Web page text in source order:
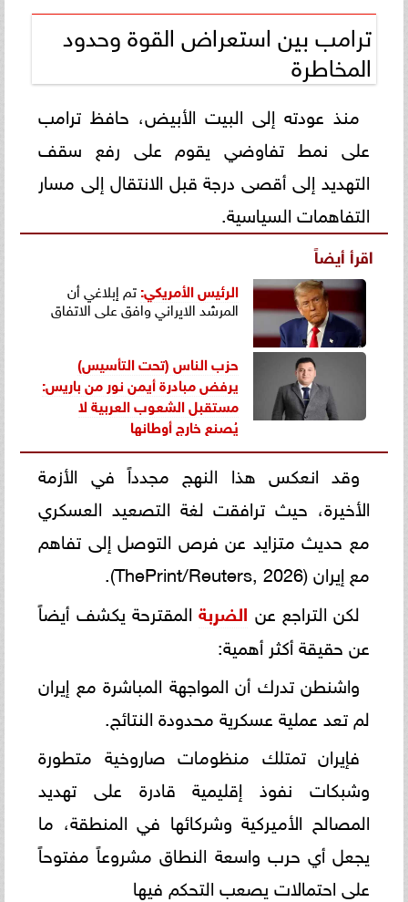
ترامب بين استعراض القوة وحدود
المخاطرة
منذ عودته إلى البيت الأبيض، حافظ ترامب
على نمط تفاوضي يقوم على رفع سقف
التهديد إلى أقصى درجة قبل الانتقال إلى مسار
التفاهمات السياسية.
اقرأ أيضاً
الرئيس الأمريكي:تم إبلاغي أن
المرشد الايراني وافق على الاتفاق
حزب الناس (تحت التأسيس)
يرفض مبادرة أيمن نور من باريس:
مستقبل الشعوب العربية لا
يُصنع خارج أوطانها
وقد انعكس هذا النهج مجدداً في الأزمة
الأخيرة، حيث ترافقت لغة التصعيد العسكري
مع حديث متزايد عن فرص التوصل إلى تفاهم
مع إيران (ThePrint/Reuters, 2026).
لكن التراجع عن الضربةالمقترحة يكشف أيضاً
عن حقيقة أكثر أهمية:
واشنطن تدرك أن المواجهة المباشرة مع إيران
لم تعد عملية عسكرية محدودة النتائج.
فإيران تمتلك منظومات صاروخية متطورة
وشبكات نفوذ إقليمية قادرة على تهديد
المصالح الأميركية وشركائها في المنطقة، ما
يجعل أي حرب واسعة النطاق مشروعاً مفتوحاً
على احتمالات يصعب التحكم فيها